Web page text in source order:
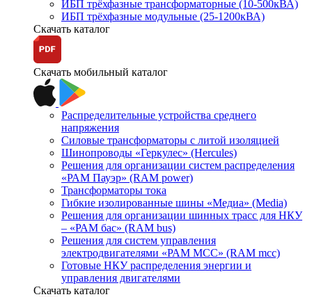
ИБП трёхфазные трансформаторные (10-500кВА)
ИБП трёхфазные модульные (25-1200кВА)
Скачать каталог
Скачать мобильный каталог
Распределительные устройства среднего
напряжения
Силовые трансформаторы с литой изоляцией
Шинопроводы «Геркулес» (Hercules)
Решения для организации систем распределения
«РАМ Пауэр» (RAM power)
Трансформаторы тока
Гибкие изолированные шины «Медиа» (Media)
Решения для организации шинных трасс для НКУ
– «РАМ бас» (RAM bus)
Решения для систем управления
электродвигателями «РАМ МСС» (RAM mcc)
Готовые НКУ распределения энергии и
управления двигателями
Скачать каталог